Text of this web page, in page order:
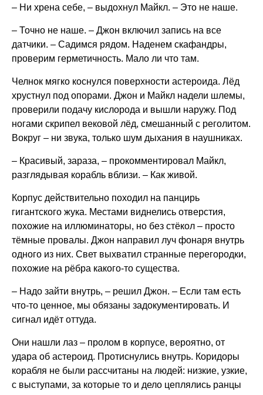
– Ни хрена себе, – выдохнул Майкл. – Это не наше.
– Точно не наше. – Джон включил запись на все
датчики. – Садимся рядом. Наденем скафандры,
проверим герметичность. Мало ли что там.
Челнок мягко коснулся поверхности астероида. Лёд
хрустнул под опорами. Джон и Майкл надели шлемы,
проверили подачу кислорода и вышли наружу. Под
ногами скрипел вековой лёд, смешанный с реголитом.
Вокруг – ни звука, только шум дыхания в наушниках.
– Красивый, зараза, – прокомментировал Майкл,
разглядывая корабль вблизи. – Как живой.
Корпус действительно походил на панцирь
гигантского жука. Местами виднелись отверстия,
похожие на иллюминаторы, но без стёкол – просто
тёмные провалы. Джон направил луч фонаря внутрь
одного из них. Свет выхватил странные перегородки,
похожие на рёбра какого-то существа.
– Надо зайти внутрь, – решил Джон. – Если там есть
что-то ценное, мы обязаны задокументировать. И
сигнал идёт оттуда.
Они нашли лаз – пролом в корпусе, вероятно, от
удара об астероид. Протиснулись внутрь. Коридоры
корабля не были рассчитаны на людей: низкие, узкие,
с выступами, за которые то и дело цеплялись ранцы